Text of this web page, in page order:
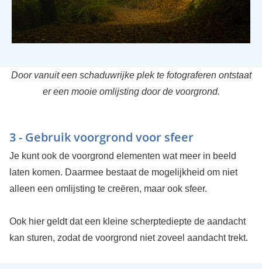
Door vanuit een schaduwrijke plek te fotograferen ontstaat
er een mooie omlijsting door de voorgrond.
3 - Gebruik voorgrond voor sfeer
Je kunt ook de voorgrond elementen wat meer in beeld
laten komen. Daarmee bestaat de mogelijkheid om niet
alleen een omlijsting te creëren, maar ook sfeer.
Ook hier geldt dat een kleine scherptediepte de aandacht
kan sturen, zodat de voorgrond niet zoveel aandacht trekt.